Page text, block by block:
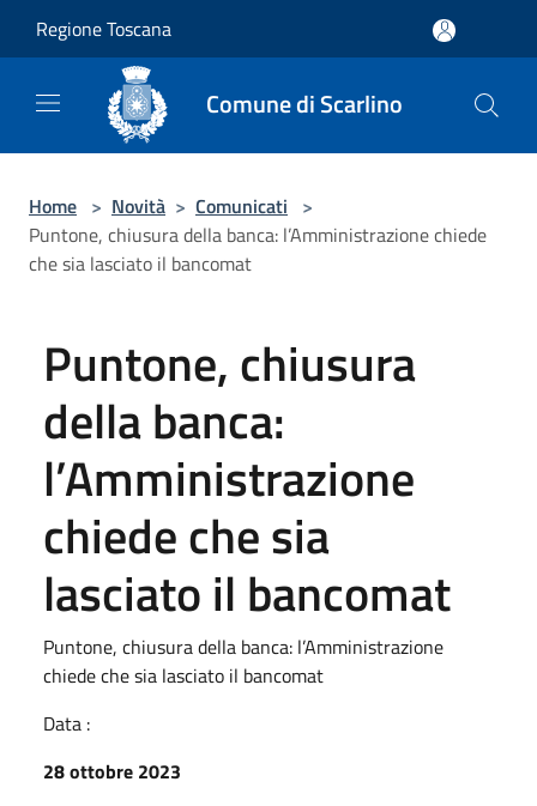
Regione Toscana
Comune di Scarlino
Home > Novità > Comunicati >
Puntone, chiusura della banca: l’Amministrazione chiede
che sia lasciato il bancomat
Puntone, chiusura
della banca:
l’Amministrazione
chiede che sia
lasciato il bancomat
Puntone, chiusura della banca: l’Amministrazione
chiede che sia lasciato il bancomat
Data :
28 ottobre 2023